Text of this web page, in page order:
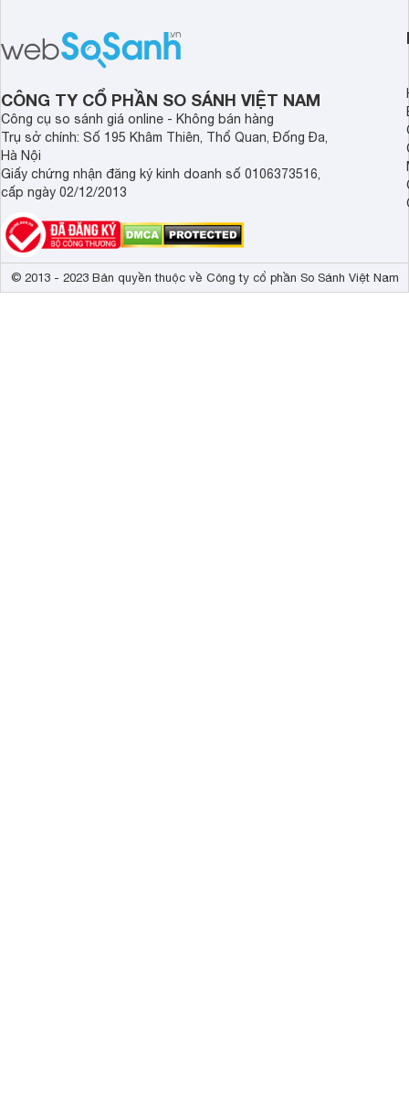
CÔNG TY CỔ PHẦN SO SÁNH VIỆT NAM
Công cụ so sánh giá online - Không bán hàng
Trụ sở chính: Số 195 Khâm Thiên, Thổ Quan, Đống Đa,
Hà Nội
Giấy chứng nhận đăng ký kinh doanh số 0106373516,
cấp ngày 02/12/2013
© 2013 - 2023 Bản quyền thuộc về Công ty cổ phần So Sánh Việt Nam